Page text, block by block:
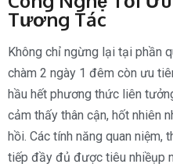
Tương Tác
Không chỉ ngừng lại tại phần
chàm 2 ngày 1 đêm còn ưu
hầu hết phương thức liên
cảm thấy thân cận, hốt nhiên
hồi. Các tính năng quan niệm,
tiếp đầy đủ được tiêu nhiềụp